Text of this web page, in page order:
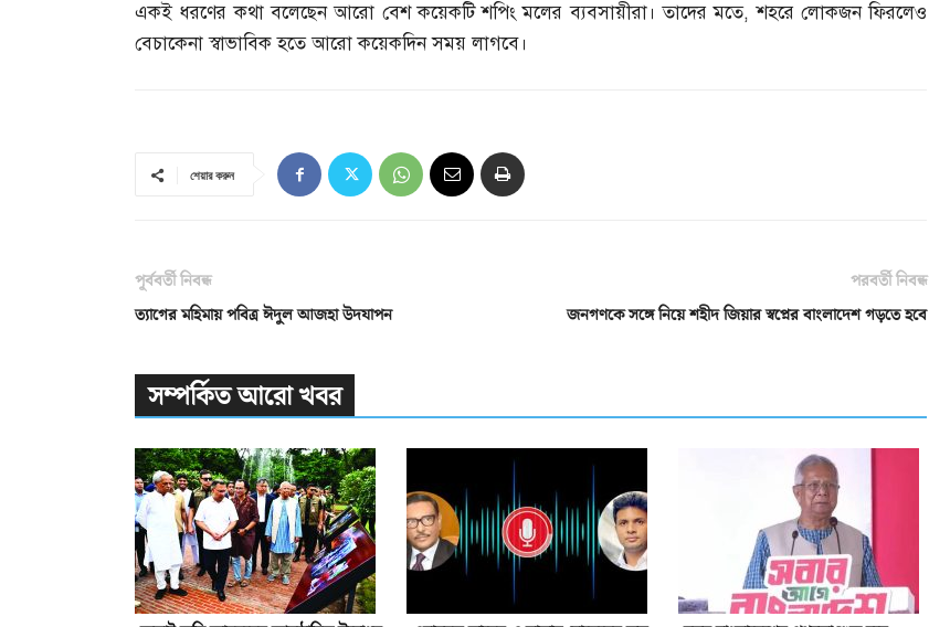
একই ধরণের কথা বলেছেন আরো বেশ কয়েকটি শপিং মলের ব্যবসায়ীরা। তাদের মতে,শহরে লোকজন ফিরলেও
বেচাকেনা স্বাভাবিক হতে আরো কয়েকদিন সময় লাগবে।
শেয়ার করুন
পূর্ববর্তী নিবন্ধ
ত্যাগের মহিমায় পবিত্র ঈদুল আজহা উদযাপন
পরবর্তী নিবন্ধ
জনগণকে সঙ্গে নিয়ে শহীদ জিয়ার স্বপ্নের বাংলাদেশ গড়তে হবে
সম্পর্কিত আরো খবর